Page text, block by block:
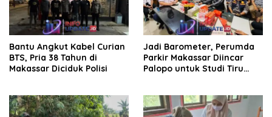
Bantu Angkut Kabel Curian
BTS, Pria 38 Tahun di
Makassar Diciduk Polisi
Jadi Barometer, Perumda
Parkir Makassar Diincar
Palopo untuk Studi Tiru